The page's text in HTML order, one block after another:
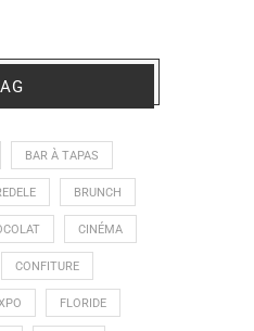
BAR À TAPAS
BRUNCH
CINÉMA
CONFITURE
FLORIDE